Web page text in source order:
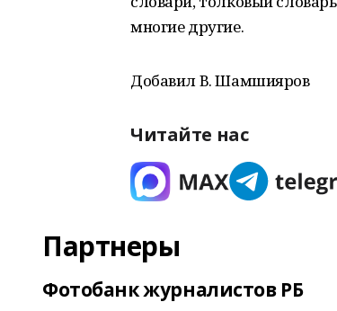
многие другие.
Добавил В. Шамшияров
Читайте нас
Партнеры
Фотобанк журналистов РБ